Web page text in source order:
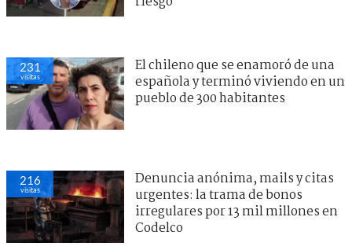
231
visitas
El chileno que se enamoró de una
española y terminó viviendo en un
pueblo de 300 habitantes
216
visitas
Denuncia anónima, mails y citas
urgentes: la trama de bonos
irregulares por 13 mil millones en
Codelco